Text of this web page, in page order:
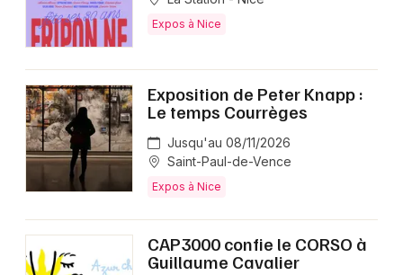
Expos à Nice
Exposition de Peter Knapp :
Le temps Courrèges
Jusqu'au 08/11/2026
Saint-Paul-de-Vence
Expos à Nice
CAP3000 confie le CORSO à
Guillaume Cavalier